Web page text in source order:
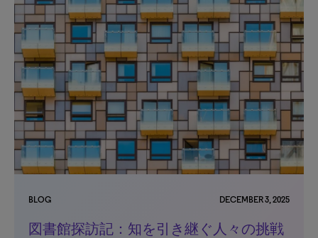
BLOG DECEMBER 3, 2025
図書館探訪記：知を引き継ぐ人々の挑戦